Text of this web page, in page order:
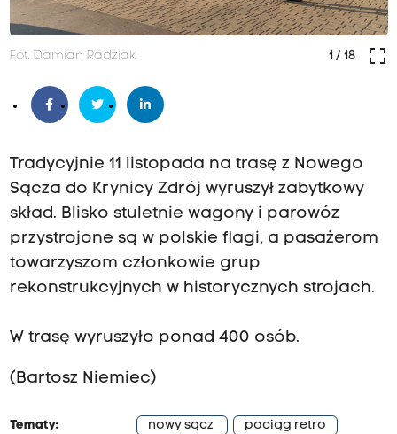
Fot. Damian Radziak crop_free
1/ 18
Tradycyjnie 11 listopada na trasę z Nowego
Sącza do Krynicy Zdrój wyruszył zabytkowy
skład. Blisko stuletnie wagony i parowóz
przystrojone są w polskie flagi, a pasażerom
towarzyszom członkowie grup
rekonstrukcyjnych w historycznych strojach.
W trasę wyruszyło ponad 400 osób.
(Bartosz Niemiec)
Tematy: nowy sącz
pociąg retro